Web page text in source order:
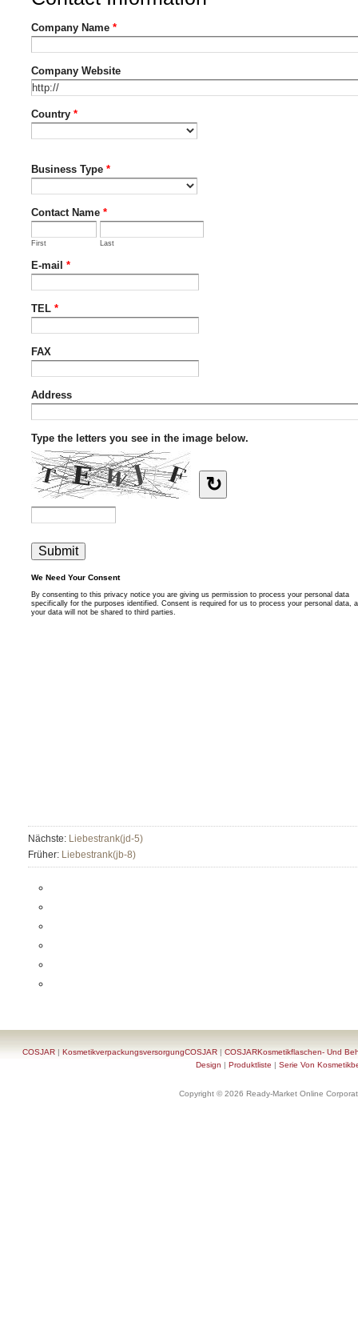
Nächste: Liebestrank(jd-5)
Früher: Liebestrank(jb-8)
COSJAR |KosmetikverpackungsversorgungCOSJAR |COSJARKosmetikflaschen- Und
Design | Produktliste | Serie Von
Copyright © 2026 Ready-Market Online